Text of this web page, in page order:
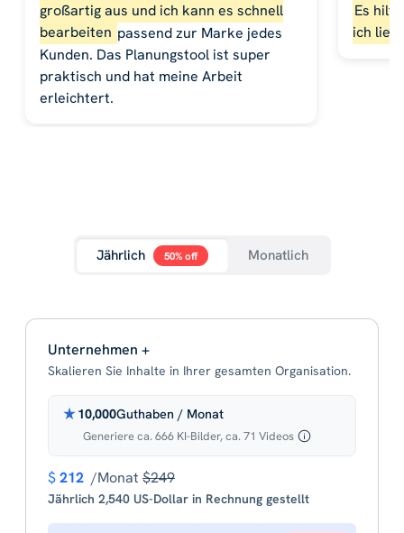
großartig aus und ich kann es schnell
bearbeiten passend zur Marke jedes
Kunden. Das Planungstool ist super
praktisch und hat meine Arbeit
erleichtert.
Es hilft
ich
Jährlich 50% off Monatlich
Unternehmen +
Skalieren Sie Inhalte in Ihrer gesamten Organisation.
10,000Guthaben / Monat
Generiere ca. 666 KI-Bilder, ca. 71 Videos
$212 /Monat $249
Jährlich 2,540 US-Dollar in Rechnung gestellt